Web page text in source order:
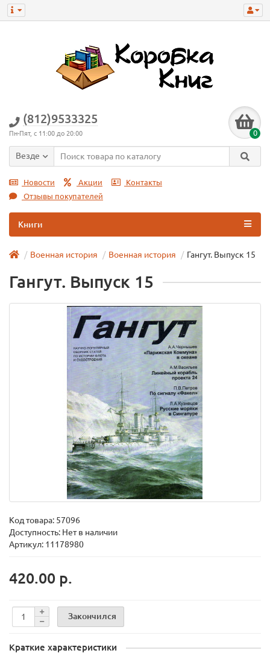
(812)9533325
Пн-Пят, с 11:00 до 20:00 0
Везде
Новости Акции
Контакты
Отзывы покупателей
Книги
Военная история Военная истoрия Гангут. Выпуск 15
Гангут. Выпуск 15
Код товара: 57096
Доступность: Нет в наличии
Артикул: 11178980
420.00 р.
Закончился
Краткие характеристики